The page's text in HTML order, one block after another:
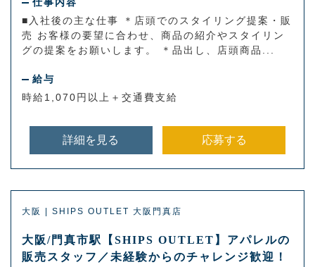
仕事内容
■入社後の主な仕事 ＊店頭でのスタイリング提案・販
売 お客様の要望に合わせ、商品の紹介やスタイリン
グの提案をお願いします。 ＊品出し、店頭商品...
給与
時給1,070円以上＋交通費支給
詳細を見る 応募する
大阪 | SHIPS OUTLET 大阪門真店
大阪/門真市駅【SHIPS OUTLET】アパレルの
販売スタッフ／未経験からのチャレンジ歓迎！